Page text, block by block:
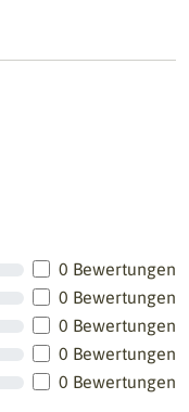
0 Bewertungen
0 Bewertungen
0 Bewertungen
0 Bewertungen
0 Bewertungen